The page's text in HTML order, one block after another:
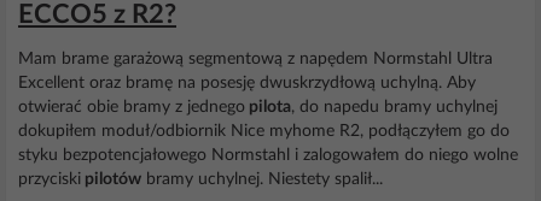
ECCO5 z R2?
Mam brame garażową segmentową z napędem Normstahl Ultra
Excellent oraz bramę na posesję dwuskrzydłową uchylną. Aby
otwierać obie bramy z jednego pilota, do napedu bramy uchylnej
dokupiłem moduł/odbiornik Nice myhome R2, podłączyłem go do
styku bezpotencjałowego Normstahl i zalogowałem do niego wolne
przyciski pilotów bramy uchylnej. Niestety spalił...